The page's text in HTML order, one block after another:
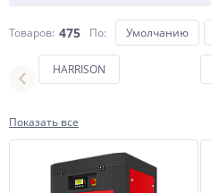
Товаров: 475 По: Умолчанию
HARRISON
Показать все